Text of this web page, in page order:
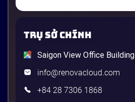
TRỤ SỞ CHÍNH
Saigon View Office Building
info@renovacloud.com
+84 28 7306 1868